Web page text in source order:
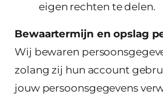
eigen rechten te delen.
Bewaartermijn en opslag
Wij bewaren
zolang zij hun account
jouw persoonsgegevens